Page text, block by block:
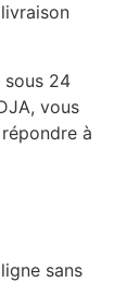
sous 24
vous
à
sans